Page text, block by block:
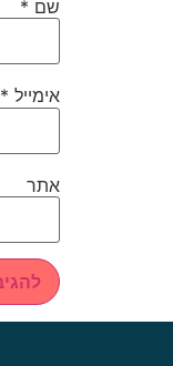
שם *
אימייל *
אתר